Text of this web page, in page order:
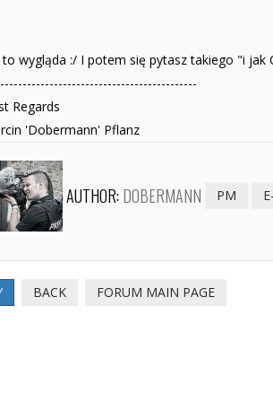
to wygląda :/ I potem się pytasz takiego "i jak
Regards
'Dobermann' Pflanz
AUTHOR: DOBERMANN PM
BACK FORUM MAIN PAGE